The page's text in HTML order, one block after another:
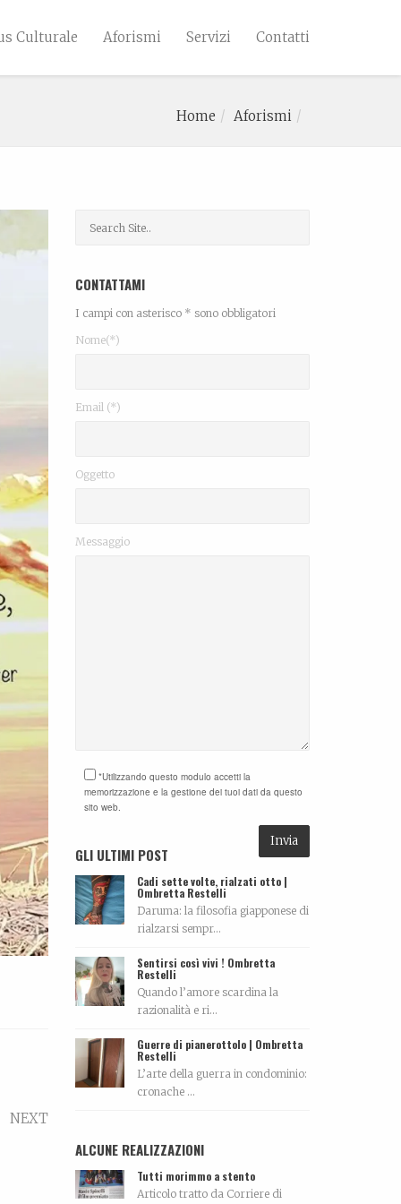
Culturale Aforismi Servizi Contatti
Home Aforismi
NEXT
CONTATTAMI
I campi con asterisco * sono obbligatori
Nome(*)
Email (*)
Oggetto
Messaggio
*Utilizzando questo modulo accetti la
memorizzazione e la gestione dei tuoi dati da questo
sito web.
GLI ULTIMI POST
Cadi sette volte, rialzati otto |
Ombretta Restelli
Daruma: la filosofia giapponese di
rialzarsi sempr...
Sentirsi così vivi ! Ombretta
Restelli
Quando l’amore scardina la
razionalità e ri...
Guerre di pianerottolo | Ombretta
Restelli
L’arte della guerra in condominio:
cronache ...
ALCUNE REALIZZAZIONI
Tutti morimmo a stento
Articolo tratto da Corriere di